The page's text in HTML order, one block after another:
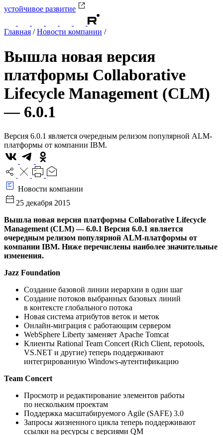
устойчивое развитие
Главная / Новости компании /
Вышла новая версия
платформы Collaborative
Lifecycle Management (CLM)
— 6.0.1
Версия 6.0.1 является очередным релизом популярной ALM-
платформы от компании IBM.
Новости компании
25 декабря 2015
Вышла новая версия платформы Collaborative Lifecycle
Management (CLM) — 6.0.1 Версия 6.0.1 является
очередным релизом популярной ALM-платформы от
компании IBM. Ниже перечислены наиболее значительные
изменения.
Jazz Foundation
Создание базовой линии иерархии в один шаг
Создание потоков выбранных базовых линий
в контексте глобального потока
Новая система атрибутов веток и меток
Онлайн-миграция с работающим сервером
WebSphere Liberty заменяет Apache Tomcat
Клиенты Rational Team Concert (Rich Client, repotools,
VS.NET и другие) теперь поддерживают
интегрированную Windows-аутентификацию
Team Concert
Просмотр и редактирование элементов работы
по нескольким проектам
Поддержка масштабируемого Agile (SAFE) 3.0
Запросы жизненного цикла теперь поддерживают
ссылки на ресурсы с версиями QM